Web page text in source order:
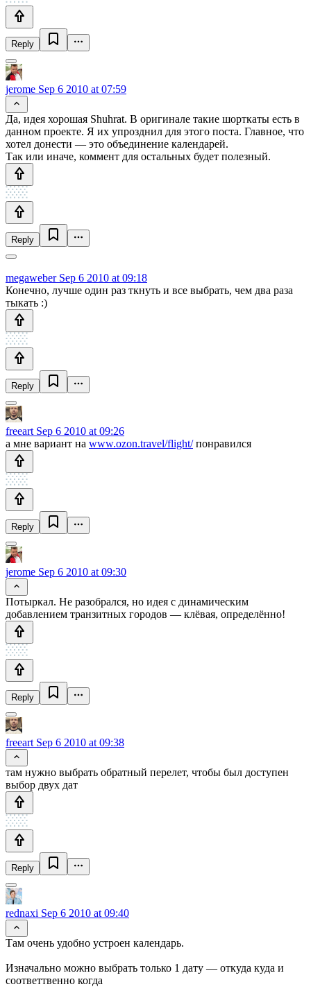
Reply
jerome Sep 6 2010 at 07:59
Да, идея хорошая Shuhrat. В оригинале такие шорткаты есть в
данном проекте. Я их упрозднил для этого поста. Главное, что
хотел донести — это объединение календарей.
Так или иначе, коммент для остальных будет полезный.
Reply
megaweberSep 6 2010 at 09:18
Конечно, лучше один раз ткнуть и все выбрать, чем два раза
тыкать :)
Reply
freeart Sep 6 2010 at 09:26
а мне вариант на www.ozon.travel/flight/понравился
Reply
jerome Sep 6 2010 at 09:30
Потыркал. Не разобрался, но идея с динамическим
добавлением транзитных городов — клёвая, определённо!
Reply
freeart Sep 6 2010 at 09:38
там нужно выбрать обратный перелет, чтобы был доступен
выбор двух дат
Reply
rednaxi Sep 6 2010 at 09:40
Там очень удобно устроен календарь.
Изначально можно выбрать только 1 дату — откуда куда и
соответтвенно когда